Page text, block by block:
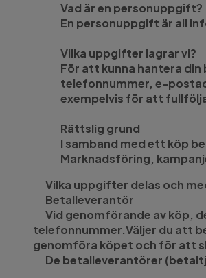
Vad är en personuppgift?
En personuppgift är all
Vilka uppgifter lagrar vi?
För att kunna hantera
telefonnummer, e-
exempelvis för att
Rättslig grund
I samband med ett köp
Marknadsföring,
Vilka uppgifter delas och
Betalleverantör
Vid genomförande av köp,
telefonnummer.Väljer du att
genomföra köpet och för att
De betalleverantörer